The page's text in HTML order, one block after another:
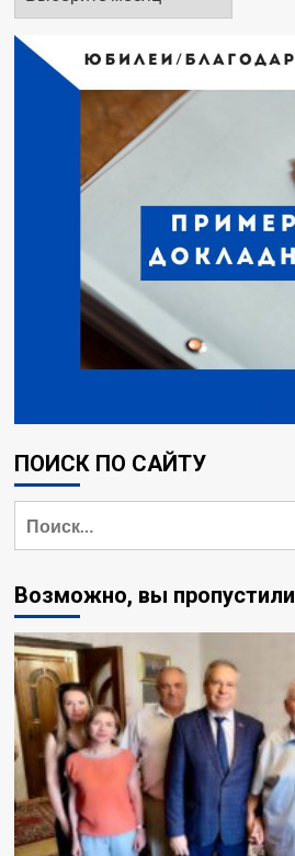
ПОИСК ПО САЙТУ
Возможно, вы пропустили